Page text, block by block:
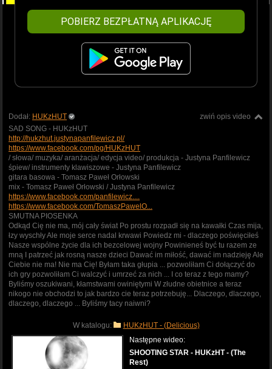
POBIERZ BEZPŁATNĄ APLIKACJĘ
zwiń opis video
Dodał: HUKzHUT
SAD SONG - HUKzHUT
http://hukzhut.justynapanfilewicz.pl/
https://www.facebook.com/pg/HUKzHUT
/ słowa/ muzyka/ aranżacja/ edycja video/ produkcja - Justyna Panfilewicz
śpiew/ instrumenty klawiszowe - Justyna Panfilewicz
gitara basowa - Tomasz Paweł Orłowski
mix - Tomasz Paweł Orłowski / Justyna Panfilewicz
https://www.facebook.com/panfilewicz....
https://www.facebook.com/TomaszPawelO...
SMUTNA PIOSENKA
Odkąd Cię nie ma, mój cały świat Po prostu rozpadł się na kawałki Czas mija,
łzy wyschły Ale moje serce nadal krwawi Powiedz mi - dlaczego poświęciłeś
Nasze wspólne życie dla ich bezcelowej wojny Powinieneś być tu razem ze
mną I patrzeć jak rosną nasze dzieci Dawać im miłość, dawać im nadzieję Ale
Ciebie nie ma! Nie ma Cię! Byłam taka głupia ... pozwoliłam Ci dołączyć do
ich gry pozwoliłam Ci walczyć i umrzeć za nich ... I co teraz z tego mamy?
Byliśmy oszukiwani, kłamstwami owiniętymi W złudne obietnice a teraz
nikogo nie obchodzi to jak bardzo cie teraz potrzebuję... Dlaczego, dlaczego,
dlaczego, dlaczego ... Byliśmy tacy naiwni?
W katalogu: HUKzHUT - (Delicious)
Następne wideo:
SHOOTING STAR - HUKzHT - (The
Rest)